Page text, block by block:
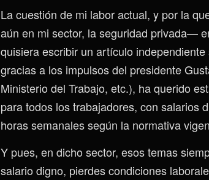
La cuestión de mi labor actual, y por la
aún en mi sector, la seguridad privada—
quisiera escribir un artículo
gracias a los impulsos del presidente
Ministerio del Trabajo, etc.), ha querido
para todos los trabajadores, con salarios
horas semanales según la normativa
Y pues, en dicho sector, esos temas
salario digno, pierdes condiciones